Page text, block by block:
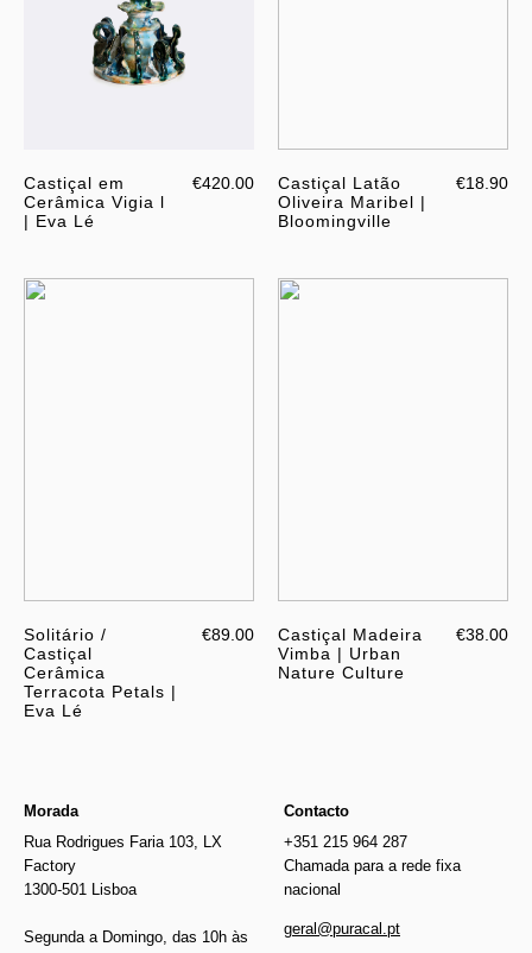
Castiçal em
Cerâmica Vigia l
| Eva Lé
€420.00
Castiçal Latão
Oliveira Maribel |
Bloomingville
€18.90
Solitário /
Castiçal
Cerâmica
Terracota Petals |
Eva Lé
€89.00
Castiçal Madeira
Vimba | Urban
Nature Culture
€38.00
Morada
Rua Rodrigues Faria 103, LX
Factory
1300-501 Lisboa
Segunda a Domingo, das 10h às
Contacto
+351 215 964 287
Chamada para a rede fixa
nacional
geral@puracal.pt